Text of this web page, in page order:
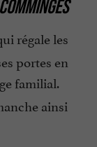
régale les
portes en
familial.
ainsi